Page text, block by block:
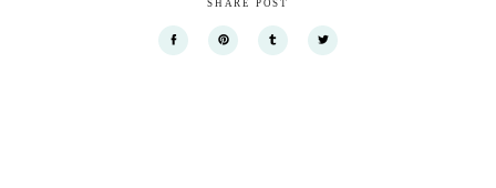
SHARE POST